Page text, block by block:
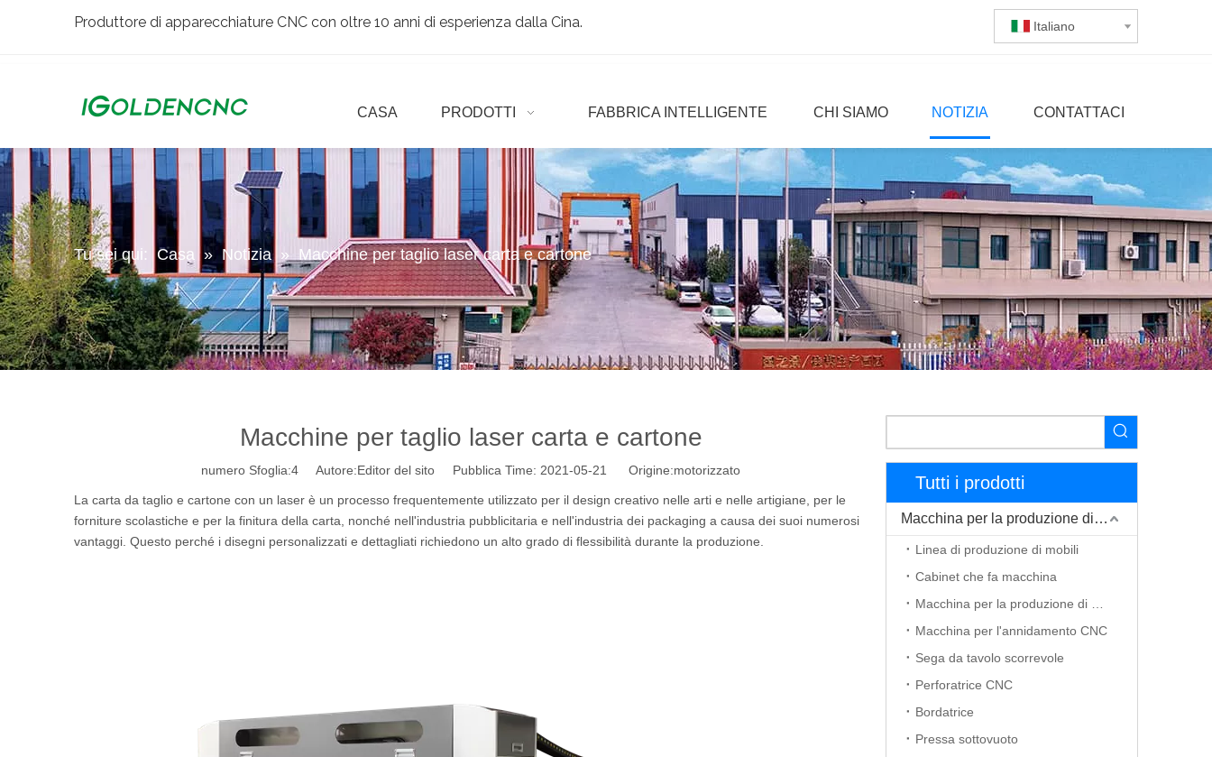
Produttore di apparecchiature CNC con oltre 10 anni di esperienza dalla Cina. Italiano
CASA PRODOTTI FABBRICA INTELLIGENTE CHI SIAMO NOTIZIA CONTATTACI
Tu sei qui: Casa » Notizia » Macchine per taglio laser carta e cartone
Macchine per taglio laser carta e cartone
numero Sfoglia:4 Autore:Editor del sito Pubblica Time: 2021-05-21 Origine:motorizzato
La carta da taglio e cartone con un laser è un processo frequentemente utilizzato per il design creativo nelle arti e nelle artigiane, per le
forniture scolastiche e per la finitura della carta, nonché nell'industria pubblicitaria e nell'industria dei packaging a causa dei suoi numerosi
vantaggi. Questo perché i disegni personalizzati e dettagliati richiedono un alto grado di flessibilità durante la produzione.
Tutti i prodotti
Macchina per la produzione di mobili
Linea di produzione di mobili
Cabinet che fa macchina
Macchina per l'annidamento CNC
Sega da tavolo scorrevole
Perforatrice CNC
Bordatrice
Pressa sottovuoto